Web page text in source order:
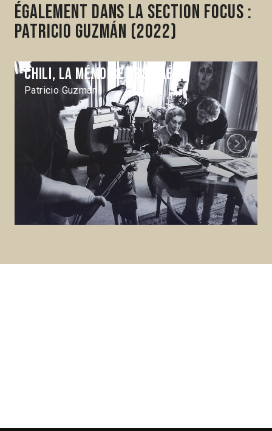
Également dans la section Focus :
Patricio Guzmán (2022)
Chili, la mémoire obstinée
Patricio Guzmán
Next